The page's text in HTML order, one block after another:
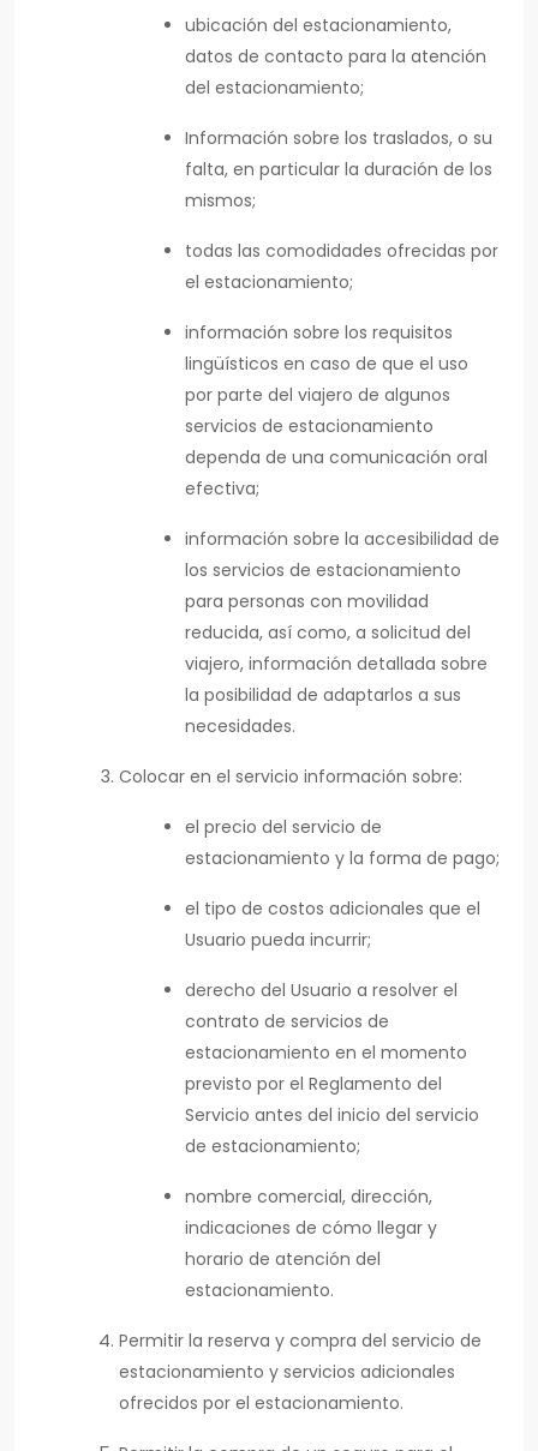
ubicación del estacionamiento,
datos de contacto para la atención
del estacionamiento;
Información sobre los traslados, o su
falta, en particular la duración de los
mismos;
todas las comodidades ofrecidas por
el estacionamiento;
información sobre los requisitos
lingüísticos en caso de que el uso
por parte del viajero de algunos
servicios de estacionamiento
dependa de una comunicación oral
efectiva;
información sobre la accesibilidad de
los servicios de estacionamiento
para personas con movilidad
reducida, así como, a solicitud del
viajero, información detallada sobre
la posibilidad de adaptarlos a sus
necesidades.
Colocar en el servicio información sobre:
el precio del servicio de
estacionamiento y la forma de pago;
el tipo de costos adicionales que el
Usuario pueda incurrir;
derecho del Usuario a resolver el
contrato de servicios de
estacionamiento en el momento
previsto por el Reglamento del
Servicio antes del inicio del servicio
de estacionamiento;
nombre comercial, dirección,
indicaciones de cómo llegar y
horario de atención del
estacionamiento.
Permitir la reserva y compra del servicio de
estacionamiento y servicios adicionales
ofrecidos por el estacionamiento.